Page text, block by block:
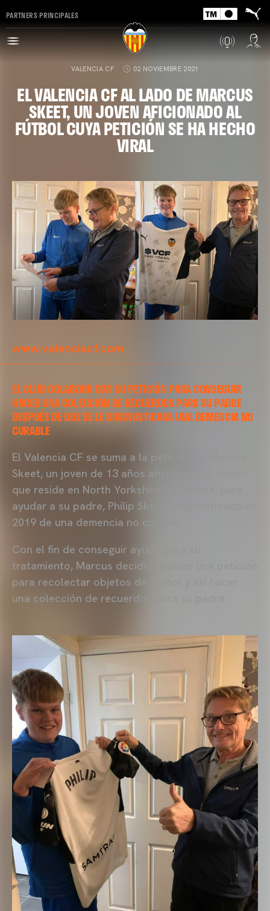
PARTNERS PRINCIPALES
VALENCIA CF 02 NOVIEMBRE 2021
EL VALENCIA CF AL LADO DE MARCUS
SKEET, UN JOVEN AFICIONADO AL
FÚTBOL CUYA PETICIÓN SE HA HECHO
VIRAL
www.valenciacf.com
EL CLUB COLABORA CON SU PETICIÓN PARA CONSEGUIR
HACER UNA COLECCIÓN DE RECUERDOS PARA SU PADRE
DESPUÉS DE QUE SE LE DIAGNOSTICARA UNA DEMENCIA NO
CURABLE
El Valencia CF se suma a la petición de Marcus
Skeet, un joven de 13 años aficionado al fútbol
que reside en North Yorkshire, Inglaterra, para
ayudar a su padre, Philip Skeet, diagnosticado en
2019 de una demencia no curable.
Con el fin de conseguir ayuda para su
tratamiento, Marcus decidió realizar una petición
para recolectar objetos de fútbol y así hacer
una colección de recuerdos para su padre.